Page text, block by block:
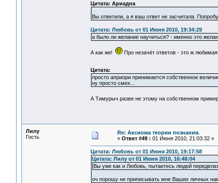
Цитата: Ариадна
Вы ответили, а я ваш ответ не засчитала.
Цитата: Любовь от 01 Июня 2010, 19:34:29
а было ли желание научиться? - именно это
А как же! Про незачёт ответов - это ж
Цитата:
просто априори принимается собственное
ну просто смех...
А Тимурыч разве не этому на собственном
Лилу
Гость
Re: Аксиома теории познания.
« Ответ #49 : 01 Июня 2010, 21:03:32 »
Цитата: Любовь от 01 Июня 2010, 19:17:58
Цитата: Лилу от 01 Июня 2010, 16:48:04
Вы уже как и Любовь, пытаетесь людей
оч порошу не приписывать мне Ваших личных